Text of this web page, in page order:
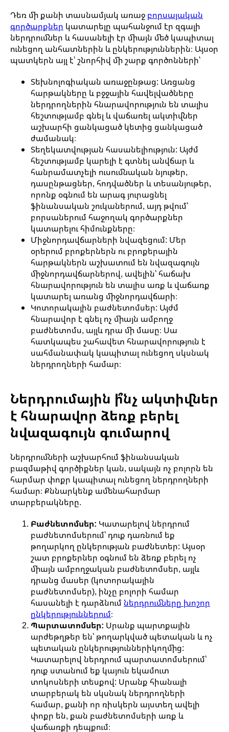
Դեռ մի քանի տասնամյակ առաջ բորսայական
գործարքներ կատարելը պահանջում էր զգալի
ներդրումներ և հասանելի էր միայն մեծ կապիտալ
ունեցող անհատներին և ընկերություններին։ Այսօր
պատկերն այլ է՝ շնորհիվ մի շարք գործոնների՝
Տեխնոլոգիական առաջընթաց: Առցանց
հարթակները և բջջային հավելվածները
ներդրողներին հնարավորություն են տալիս
հեշտությամբ գնել և վաճառել ակտիվներ
աշխարհի ցանկացած կետից ցանկացած
ժամանակ։
Տեղեկատվության հասանելիություն: Այժմ
հեշտությամբ կարելի է գտնել անվճար և
հանրամատչելի ուսումնական նյութեր,
դասընթացներ, հոդվածներ և տեսանյութեր,
որոնք օգնում են արագ յուրացնել
ֆինանսական շուկաներում, այդ թվում՝
բորսաներում հաջողակ գործարքներ
կատարելու հիմունքները։
Միջնորդավճարների նվազեցում: Մեր
օրերում բրոքերներն ու բրոքերային
հարթակներն աշխատում են նվազագույն
միջնորդավճարներով, ավելին՝ հաճախ
հնարավորություն են տալիս առք և վաճառք
կատարել առանց միջնորդավճարի։
Կոտորակային բաժնետոմսեր: Այժմ
հնարավոր է գնել ոչ միայն ամբողջ
բաժնետոմս, այլև դրա մի մասը։ Սա
հատկապես շահավետ հնարավորություն է
սահմանափակ կապիտալ ունեցող սկսնակ
ներդրողների համար։
Ներդրումային ի՞նչ ակտիվներ
է հնարավոր ձեռք բերել
նվազագույն գումարով
Ներդրումների աշխարհում ֆինանսական
բազմաթիվ գործիքներ կան, սակայն ոչ բոլորն են
հարմար փոքր կապիտալ ունեցող ներդրողների
համար։ Քննարկենք ամենահարմար
տարբերակները.
Բաժնետոմսեր: Կատարելով ներդրում
բաժնետոմսերում՝ դուք դառնում եք
թողարկող ընկերության բաժնետեր: Այսօր
շատ բրոքերներ օգնում են ձեռք բերել ոչ
միայն ամբողջական բաժնետոմսեր, այլև
դրանց մասեր (կոտորակային
բաժնետոմսեր), ինչը բոլորի համար
հասանելի է դարձնում ներդրումները խոշոր
ընկերություններում։
Պարտատոմսեր: Սրանք պարտքային
արժեթղթեր են՝ թողարկված պետական և ոչ
պետական ընկերություններիկողմից:
Կատարելով ներդրում պարտատոմսերում՝
դուք ստանում եք կայուն եկամուտ
տոկոսների տեսքով: Սրանք հիանալի
տարբերակ են սկսնակ ներդրողների
համար, քանի որ ռիսկերն այստեղ ավելի
փոքր են, քան բաժնետոմսերի առք և
վաճառքի դեպքում։